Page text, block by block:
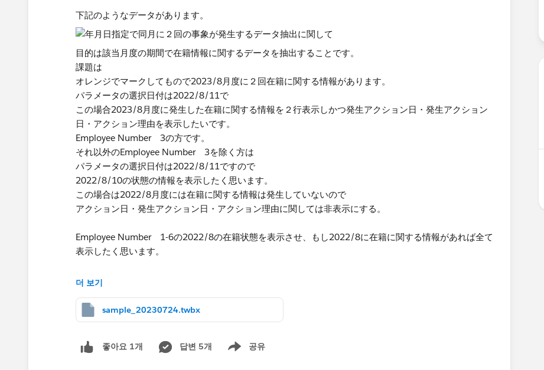
下記のようなデータがあります。
目的は該当月度の期間で在籍情報に関するデータを抽出することです。
課題は
オレンジでマークしてもので2023/8月度に２回在籍に関する情報があります。
パラメータの選択日付は2022/8/11で
この場合2023/8月度に発生した在籍に関する情報を２行表示しかつ発生アクション日・発生アクション
日・アクション理由を表示したいです。
Employee Number 3の方です。
それ以外のEmployee Number 3を除く方は
パラメータの選択日付は2022/8/11ですので
2022/8/10の状態の情報を表示したく思います。
この場合は2022/8月度には在籍に関する情報は発生していないので
アクション日・発生アクション日・アクション理由に関しては非表示にする。
Employee Number 1-6の2022/8の在籍状態を表示させ、もし2022/8に在籍に関する情報があれば全て
表示したく思います。
​イメージとしては赤下線の情報を表示
더 보기
sample_20230724.twbx
좋아요 1개 답변 5개 공유
Show menu